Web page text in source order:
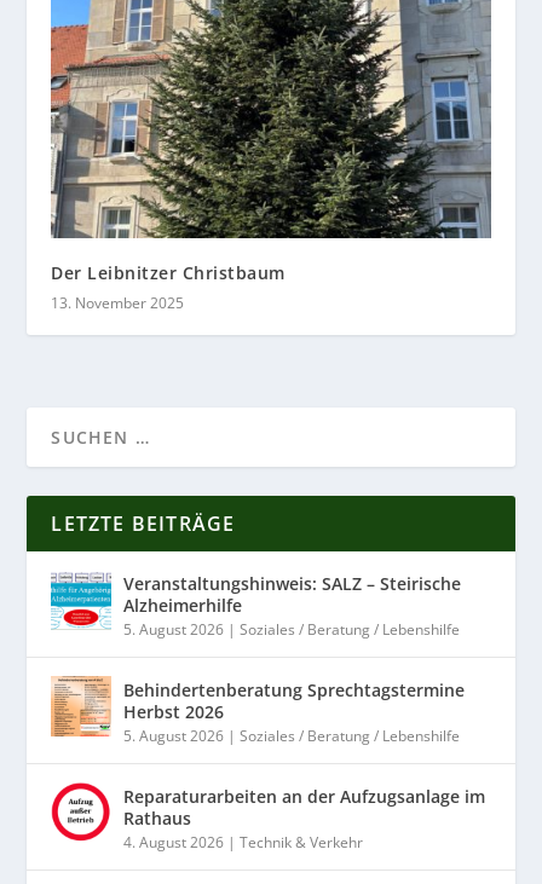
Der Leibnitzer Christbaum
13. November 2025
LETZTE BEITRÄGE
Veranstaltungshinweis: SALZ – Steirische
Alzheimerhilfe
5. August 2026 |Soziales / Beratung / Lebenshilfe
Behindertenberatung Sprechtagstermine
Herbst 2026
5. August 2026 |Soziales / Beratung / Lebenshilfe
Reparaturarbeiten an der Aufzugsanlage im
Rathaus
4. August 2026 |Technik & Verkehr